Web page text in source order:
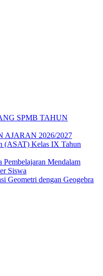
SPMB TAHUN
AJARAN 2026/2027
(ASAT) Kelas IX Tahun
Mendalam
Siswa
Geometri dengan Geogebra